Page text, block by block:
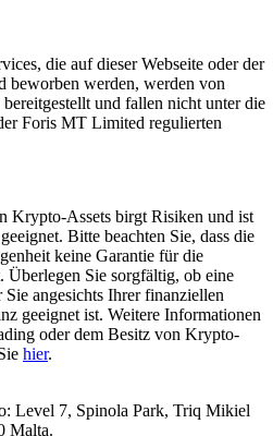
die auf dieser Webseite oder der
beworben werden, werden von
und fallen nicht unter die
Foris MT Limited regulierten
Krypto-Assets birgt Risiken und ist
Bitte beachten Sie, dass die
keine Garantie für die
Sie sorgfältig, ob eine
angesichts Ihrer finanziellen
geeignet ist. Weitere Informationen
oder dem Besitz von Krypto-
hier.
Level 7, Spinola Park, Triq Mikiel
Malta.